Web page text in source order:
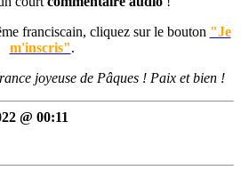
franciscain, cliquez sur le bouton "Je
m'inscris".
joyeuse de Pâques ! Paix et bien !
@ 00:11